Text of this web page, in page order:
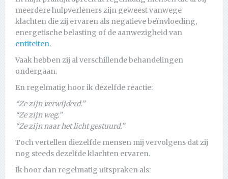
meerdere hulpverleners zijn geweest vanwege
klachten die zij ervaren als negatieve beïnvloeding,
energetische belasting of de aanwezigheid van
entiteiten.
Vaak hebben zij al verschillende behandelingen
ondergaan.
En regelmatig hoor ik dezelfde reactie:
“Ze zijn verwijderd.”
“Ze zijn weg.”
“Ze zijn naar het licht gestuurd.”
Toch vertellen diezelfde mensen mij vervolgens dat zij
nog steeds dezelfde klachten ervaren.
Ik hoor dan regelmatig uitspraken als: